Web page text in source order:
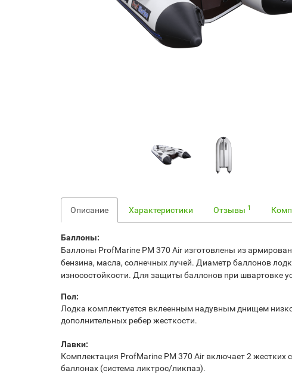
Описание Характеристики Отзывы 1
Баллоны:
Баллоны ProfMarine PM 370 Air изготовлены из
бензина, масла, солнечных лучей. Диаметр баллонов
износостойкости. Для защиты баллонов при швартовке
Пол:
Лодка комплектуется вклеенным надувным днищем
дополнительных ребер жесткости.
Лавки:
Комплектация ProfMarine PM 370 Air включает 2 жестких
баллонах (система ликтрос/ликпаз).